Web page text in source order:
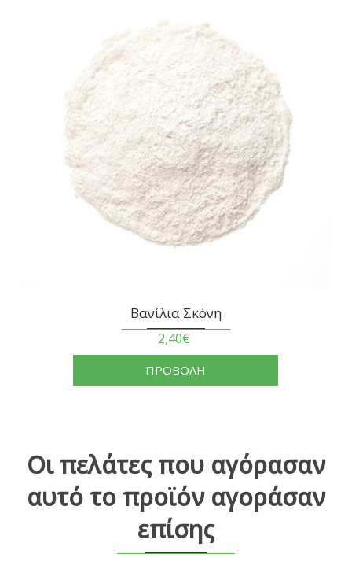
Βανίλια Σκόνη
2,40€
ΠΡΟΒΟΛΗ
Οι πελάτες που αγόρασαν
αυτό το προϊόν αγοράσαν
επίσης